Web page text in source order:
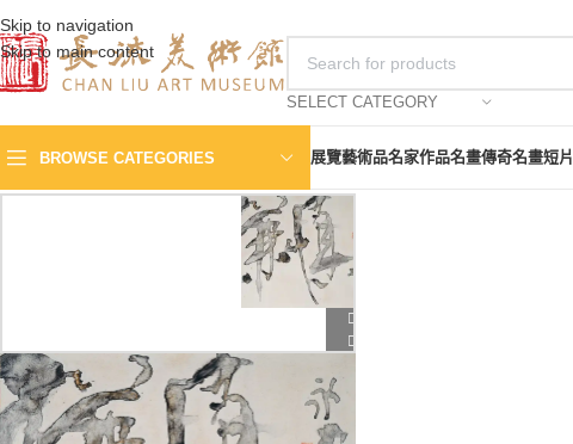
Skip to navigation
Skip to main content
SELECT CATEGORY
BROWSE CATEGORIES 展覽藝術品名家作品名畫傳奇名畫短片